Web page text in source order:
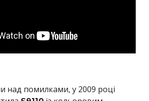
помилками, у 2009 році